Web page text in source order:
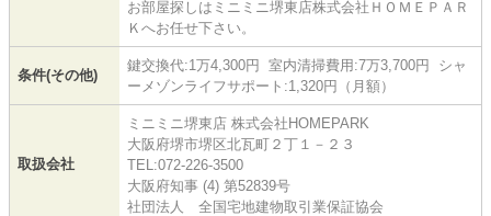
お部屋探しはミニミニ堺東店株式会社ＨＯＭＥＰＡＲ
Ｋへお任せ下さい。
条件(その他)
鍵交換代:1万4,300円 室内清掃費用:7万3,700円 シャ
ーメゾンライフサポート:1,320円（月額）
取扱会社
ミニミニ堺東店 株式会社HOMEPARK
大阪府堺市堺区北瓦町２丁１－２３
TEL:072-226-3500
大阪府知事 (4) 第52839号
社団法人 全国宅地建物取引業保証協会